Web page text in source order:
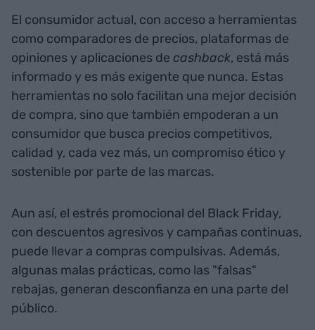
El consumidor actual, con acceso a herramientas
como comparadores de precios, plataformas de
opiniones y aplicaciones de cashback, está más
informado y es más exigente que nunca. Estas
herramientas no solo facilitan una mejor decisión
de compra, sino que también empoderan a un
consumidor que busca precios competitivos,
calidad y, cada vez más, un compromiso ético y
sostenible por parte de las marcas.
Aun así, el estrés promocional del Black Friday,
con descuentos agresivos y campañas continuas,
puede llevar a compras compulsivas. Además,
algunas malas prácticas, como las "falsas"
rebajas, generan desconfianza en una parte del
público.